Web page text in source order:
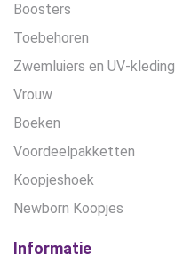
Boosters
Toebehoren
Zwemluiers en UV-kleding
Vrouw
Boeken
Voordeelpakketten
Koopjeshoek
Newborn Koopjes
Informatie